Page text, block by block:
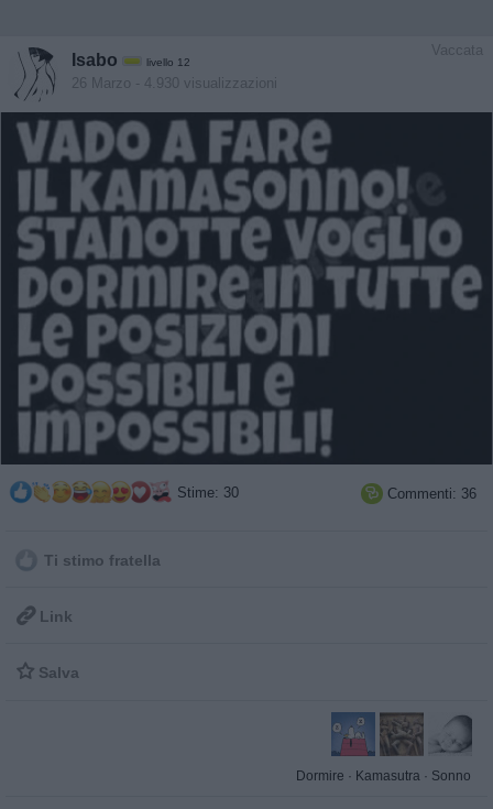
Vaccata
Isabo livello 12
26 Marzo - 4.930 visualizzazioni
Stime: 30  Commenti: 36
Ti stimo fratella
 Link
 Salva
Dormire · Kamasutra · Sonno